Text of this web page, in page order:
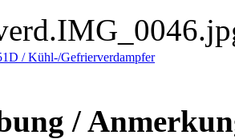
/ Kühl-/Gefrierverdampfer
/